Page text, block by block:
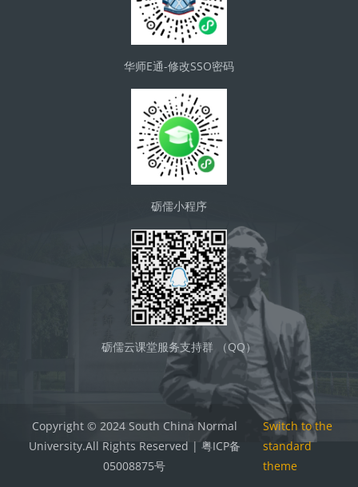
华师E通-修改SSO密码
砺儒小程序
砺儒云课堂服务支持群 （QQ）
Copyright © 2024 South China Normal
University.All Rights Reserved | 粤ICP备
05008875号
Switch to the
standard
theme